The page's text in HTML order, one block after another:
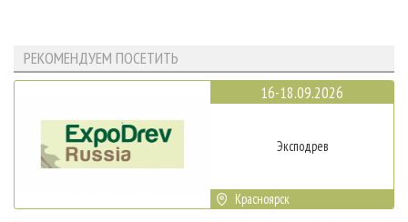
РЕКОМЕНДУЕМ ПОСЕТИТЬ
16-18.09.2026
Эксподрев
Красноярск